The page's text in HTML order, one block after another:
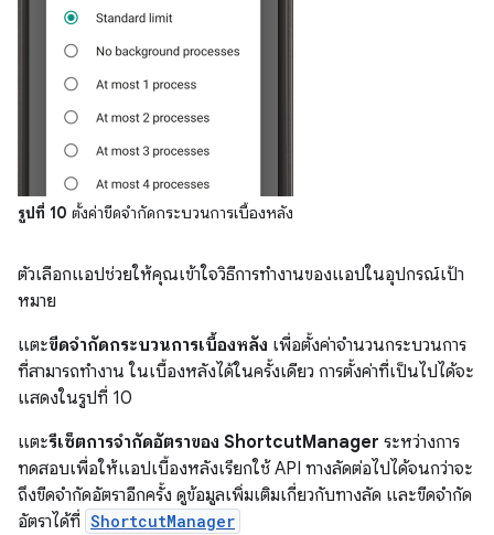
รูปที่ 10 ตั้งค่าขีดจำกัดกระบวนการเบื้องหลัง
ตัวเลือกแอปช่วยให้คุณเข้าใจวิธีการทำงานของแอปในอุปกรณ์เป้า
หมาย
แตะขีดจำกัดกระบวนการเบื้องหลัง เพื่อตั้งค่าจำนวนกระบวนการ
ที่สามารถทำงาน ในเบื้องหลังได้ในครั้งเดียว การตั้งค่าที่เป็นไปได้จะ
แสดงในรูปที่ 10
แตะรีเซ็ตการจำกัดอัตราของ ShortcutManager ระหว่างการ
ทดสอบเพื่อให้แอปเบื้องหลังเรียกใช้ API ทางลัดต่อไปได้จนกว่าจะ
ถึงขีดจำกัดอัตราอีกครั้ง ดูข้อมูลเพิ่มเติมเกี่ยวกับทางลัด และขีดจำกัด
อัตราได้ที่ ShortcutManager